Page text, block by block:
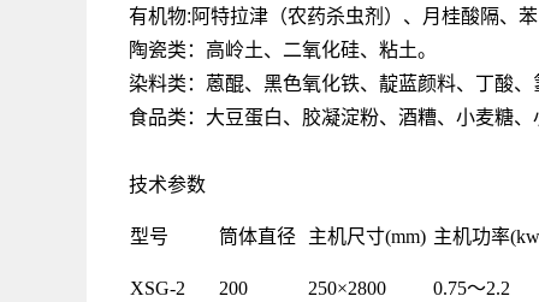
有机物:阿特拉津（农药杀虫剂）、月桂酸隔、
陶瓷类：高岭土、二氧化硅、粘土。
染料类：蒽醌、黑色氧化铁、靛蓝颜料、丁酸
食品类：大豆蛋白、胶凝淀粉、酒糟、小麦糖、
技术参数
型号 筒体直径 主机尺寸(mm) 主机功率
XSG-2 200 250×2800
0.75～2.2